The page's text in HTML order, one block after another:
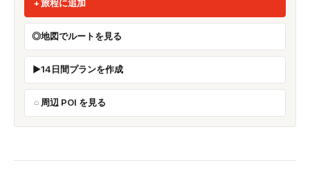
旅程に追加
地図でルートを見る
14日間プランを作成
周辺 POI を見る